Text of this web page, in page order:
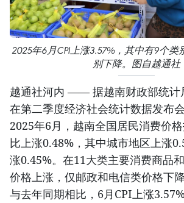
2025年6月CPI上涨3.57%，其中有9个
别下降。图自越通社
越通社河内 —— 据越南财政部统计
在第二季度经济社会统计数据发布
2025年6月，越南全国居民消费价
比上涨0.48%，其中城市地区上涨
涨0.45%。在11大类主要消费商品
价格上涨，仅邮政和电信类价格下降
与去年同期相比，6月CPI上涨